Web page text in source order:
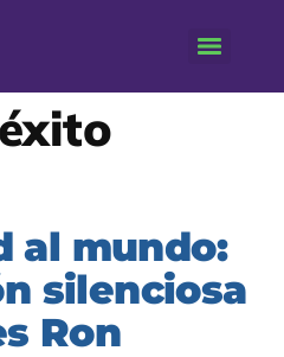
éxito
al mundo:
silenciosa
Ron